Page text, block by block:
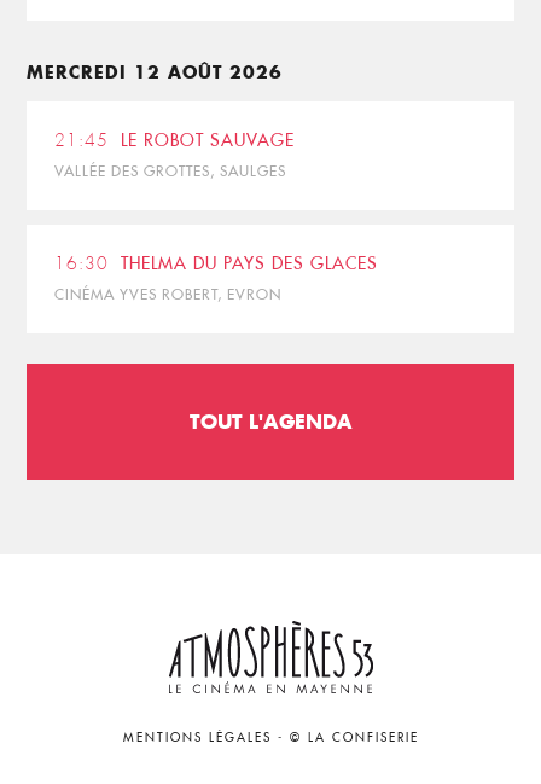
MERCREDI 12 AOÛT 2026
21:45 LE ROBOT SAUVAGE
VALLÉE DES GROTTES, SAULGES
16:30 THELMA DU PAYS DES GLACES
CINÉMA YVES ROBERT, EVRON
TOUT L'AGENDA
MENTIONS LÉGALES - © LA CONFISERIE